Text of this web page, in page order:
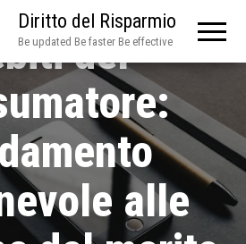
Diritto del Risparmio
Be updated Be faster Be effective
del
alle